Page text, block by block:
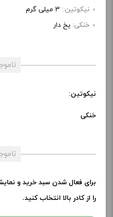
نیکوتین:: 3 میلی گرم
خنکی: یخ دار
نیکوتین:
خنکی
برای فعال شدن سبد خرید و
را از کادر بالا انتخاب کنید.